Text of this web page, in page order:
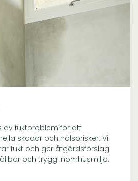
av fuktproblem för att
skador och hälsorisker. Vi
fukt och ger åtgärdsförslag
och trygg inomhusmiljö.